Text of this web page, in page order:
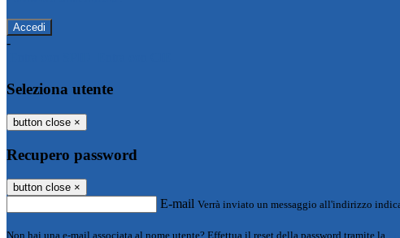
-
Seleziona utente
button close ×
Recupero password
button close ×
E-mail Verrà inviato un messaggio all'indirizzo
Non hai una e-mail associata al nome utente? Effettua il reset della password tramite la